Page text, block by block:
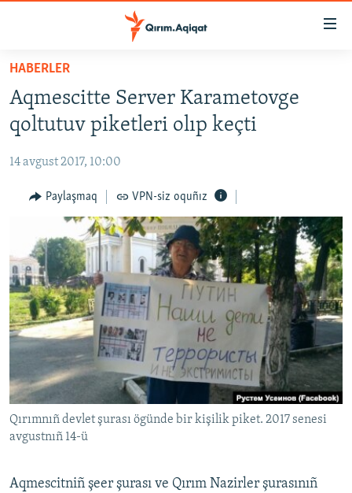
Esas
qaytmaq
Baş
navigatsiyağa
qaytmaq
qaytmaq
SİYASET
İQTİSADİYAT
CEMİYET
MEDENİYET
İNSAN AQLARI
VİDEO
SÜRET
BLOGLAR
FİKİR
Русский
Українською
HABERLER
Aqmescitte Server Karametovge
qoltutuv piketleri olıp keçti
14 avgust 2017, 10:00
Paylaşmaq VPN-siz oquñız
Qırımnıñ devlet şurası ögünde bir kişilik piket. 2017 senesi
avgustnıñ 14-ü
Aqmescitniñ şeer şurası ve Qırım Nazirler şurasınıñ